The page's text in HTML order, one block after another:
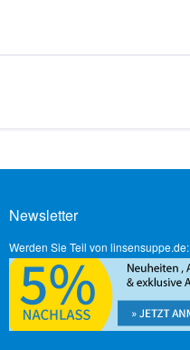
Newsletter
Werden Sie Teil von linsensuppe.de: